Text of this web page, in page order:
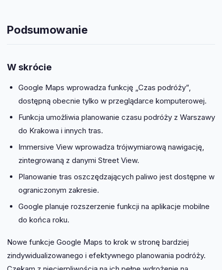
Podsumowanie
W skrócie
Google Maps wprowadza funkcję „Czas podróży”,
dostępną obecnie tylko w przeglądarce komputerowej.
Funkcja umożliwia planowanie czasu podróży z Warszawy
do Krakowa i innych tras.
Immersive View wprowadza trójwymiarową nawigację,
zintegrowaną z danymi Street View.
Planowanie tras oszczędzających paliwo jest dostępne w
ograniczonym zakresie.
Google planuje rozszerzenie funkcji na aplikacje mobilne
do końca roku.
Nowe funkcje Google Maps to krok w stronę bardziej
zindywidualizowanego i efektywnego planowania podróży.